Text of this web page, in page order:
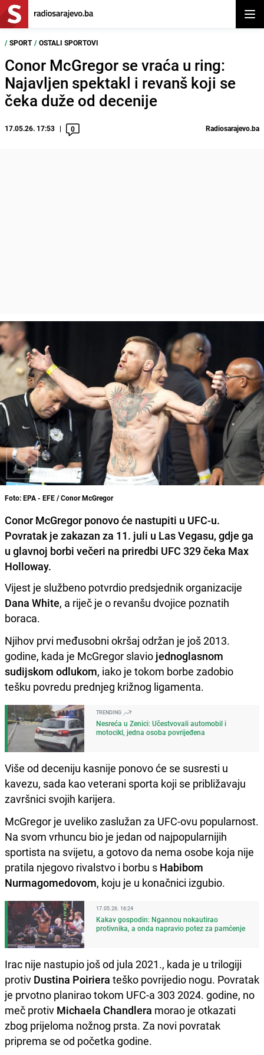
/ SPORT / OSTALI SPORTOVI
Conor McGregor se vraća u ring:
Najavljen spektakl i revanš koji se
čeka duže od decenije
17.05.26. 17:53 0 Radiosarajevo.ba
Foto: EPA - EFE / Conor McGregor
Conor McGregor ponovo će nastupiti u UFC-u.
Povratak je zakazan za 11. juli u Las Vegasu, gdje ga
u glavnoj borbi večeri na priredbi UFC 329 čeka Max
Holloway.
Vijest je službeno potvrdio predsjednik organizacije
Dana White, a riječ je o revanšu dvojice poznatih
boraca.
Njihov prvi međusobni okršaj održan je još 2013.
godine, kada je McGregor slavio jednoglasnom
sudijskom odlukom, iako je tokom borbe zadobio
tešku povredu prednjeg križnog ligamenta.
TRENDING
Nesreća u Zenici: Učestvovali automobil i
motocikl, jedna osoba povrijeđena
Više od deceniju kasnije ponovo će se susresti u
kavezu, sada kao veterani sporta koji se približavaju
završnici svojih karijera.
McGregor je uveliko zaslužan za UFC-ovu popularnost.
Na svom vrhuncu bio je jedan od najpopularnijih
sportista na svijetu, a gotovo da nema osobe koja nije
pratila njegovo rivalstvo i borbu s Habibom
Nurmagomedovom, koju je u konačnici izgubio.
17.05.26. 16:24
Kakav gospodin: Ngannou nokautirao
protivnika, a onda napravio potez za pamćenje
Irac nije nastupio još od jula 2021., kada je u trilogiji
protiv Dustina Poiriera teško povrijedio nogu. Povratak
je prvotno planirao tokom UFC-a 303 2024. godine, no
meč protiv Michaela Chandlera morao je otkazati
zbog prijeloma nožnog prsta. Za novi povratak
priprema se od početka godine.